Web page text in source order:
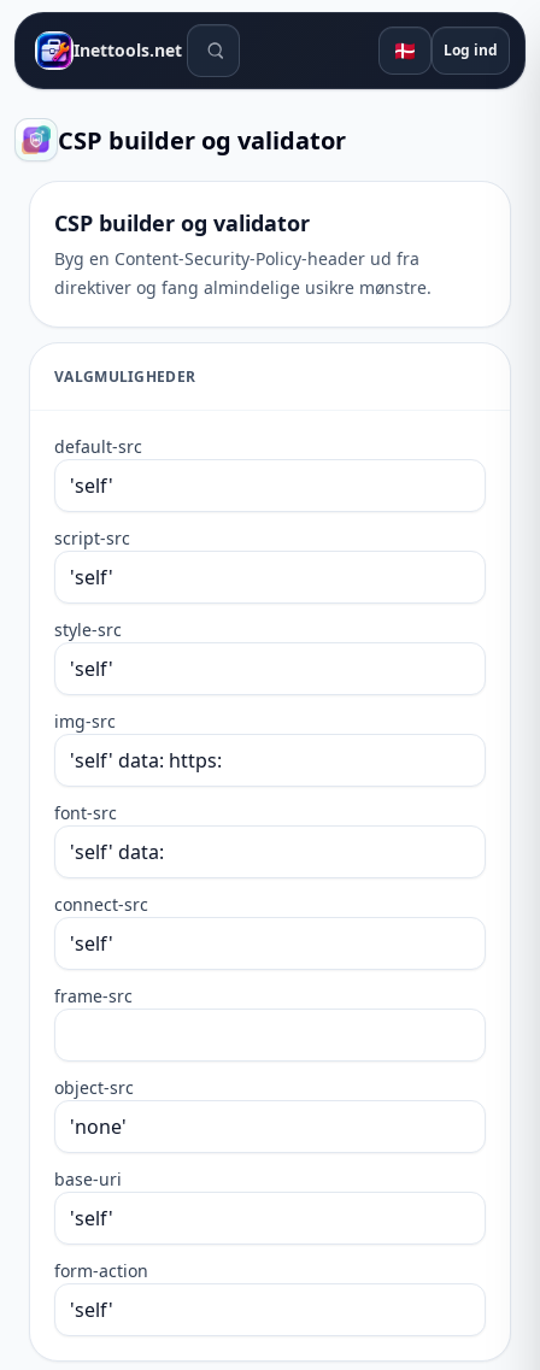
Inettools.net Søgeværktøjer 🇩🇰 Log ind
CSP builder og validator
CSP builder og validator
Byg en Content-Security-Policy-header ud fra
direktiver og fang almindelige usikre mønstre.
VALGMULIGHEDER
default-src
script-src
style-src
img-src
font-src
connect-src
frame-src
object-src
base-uri
form-action